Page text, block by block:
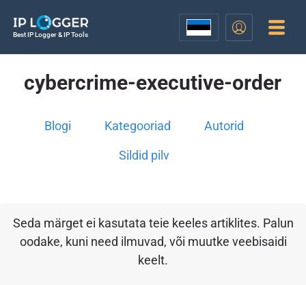
Best IP Logger & IP Tools
cybercrime-executive-order
Blogi Kategooriad Autorid
Sildid pilv